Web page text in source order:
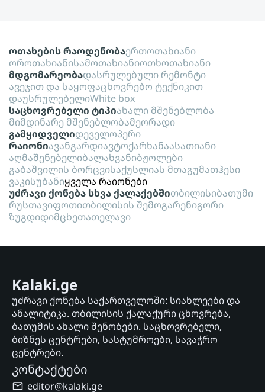
ოთახების რაოდენობაერთოთახიანი
ოროთახიანისამოთახიანიოთხოთახიანი
მდგომარეობადასრულებული რემონტი
ავეჯით და საყოფაცხოვრებო ტექნიკით
დაუსრულებელიWhite box
საცხოვრებელი ტიპიახალი მშენებლობა
მიმდინარე მშენებლობამეორადი
გამყიდველიდეველოპერი
რაიონიავანგარდიავტოქარხანაასათიანი
აღმაშენებელიბალახვანიბჟოლები
გაბაშვილის ბორცვისაქუსლიას მთაგუმათჰესი
ვაკისუბანიყველა რაიონები
უძრავი ქონება სხვა ქალაქებშითბილისიბათუმი
რუსთავიფოთითბილისის შემოგარენიგორი
ზუგდიდიმცხეთათელავი
Kalaki.ge
უძრავი ქონება საქართველოში: სიახლეები და
ანალიტიკა. თბილისის ქალაქური ცხოვრება,
ბათუმის ახალი შენობები. საცხოვრებელი,
ბიზნეს ცენტრები, სასტუმროები, სავაჭრო
ცენტრები.
კონტაქტები
editor@kalaki.ge